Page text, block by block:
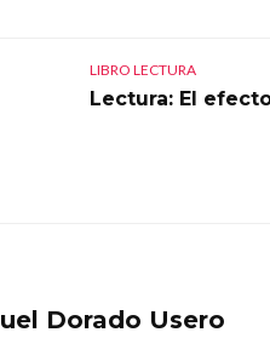
LIBRO LECTURA
Lectura: El
Dorado Usero